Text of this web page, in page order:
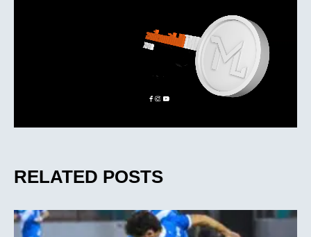
RELATED POSTS